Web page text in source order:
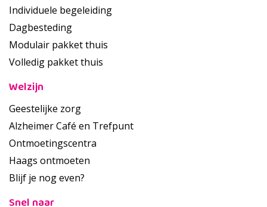
Individuele begeleiding
Dagbesteding
Modulair pakket thuis
Volledig pakket thuis
Welzijn
Geestelijke zorg
Alzheimer Café en Trefpunt
Ontmoetingscentra
Haags ontmoeten
Blijf je nog even?
Snel naar